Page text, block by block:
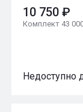
10 750 ₽
Комплект 43
Недоступно